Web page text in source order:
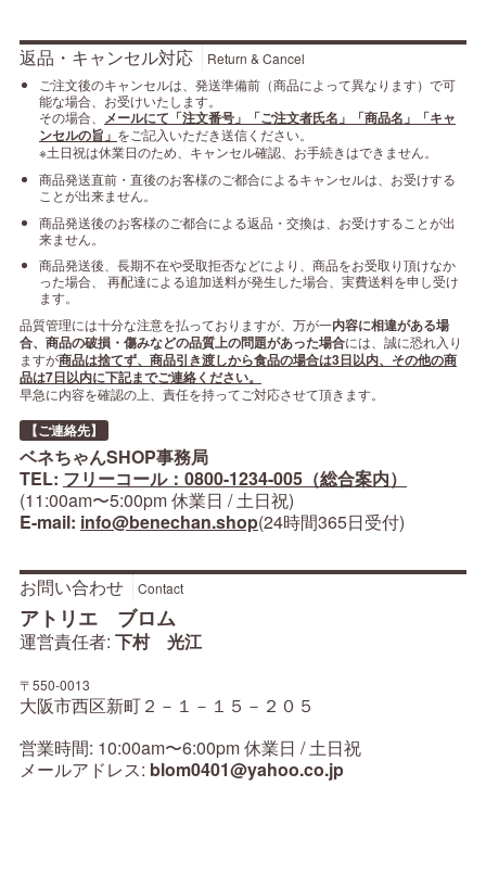
返品・キャンセル対応
Return & Cancel
ご注文後のキャンセルは、発送準備前（商品によって異なります）で可
能な場合、お受けいたします。
その場合、 メールにて「注文番号」「ご注文者氏名」「商品名」「キャ
ンセルの旨」 をご記入いただき送信ください。
※土日祝は休業日のため、キャンセル確認、お手続きはできません。
商品発送直前・直後のお客様のご都合によるキャンセルは、お受けする
ことが出来ません。
商品発送後のお客様のご都合による返品・交換は、お受けすることが出
来ません。
商品発送後、長期不在や受取拒否などにより、商品をお受取り頂けなか
った場合、 再配達による追加送料が発生した場合、実費送料を申し受け
ます。
品質管理には十分な注意を払っておりますが、万が一内容に相違がある場
合、商品の破損・傷みなどの品質上の問題があった場合には、誠に恐れ入り
ますが商品は捨てず、商品引き渡しから食品の場合は3日以内、その他の商
品は7日以内に下記までご連絡ください。
早急に内容を確認の上、責任を持ってご対応させて頂きます。
【ご連絡先】
ベネちゃんSHOP事務局
TEL: フリーコール：0800-1234-005（総合案内）
(11:00am〜5:00pm 休業日 / 土日祝)
E-mail: info@benechan.shop(24時間365日受付)
お問い合わせ Contact
アトリエ ブロム
運営責任者: 下村 光江
〒550-0013
大阪市西区新町２－１－１５－２０５
営業時間: 10:00am〜6:00pm 休業日 / 土日祝
メールアドレス: blom0401@yahoo.co.jp